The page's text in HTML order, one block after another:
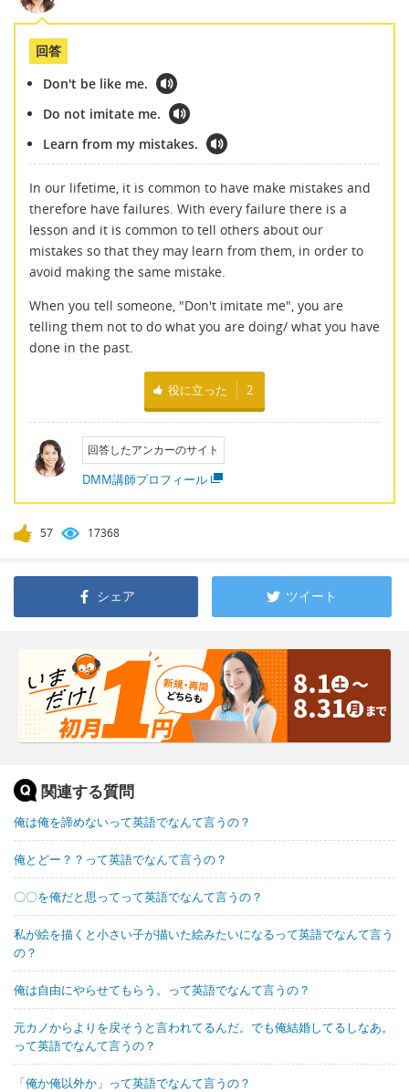
回答
Don't be like me.
Do not imitate me.
Learn from my mistakes.
In our lifetime, it is common to have make mistakes and
therefore have failures. With every failure there is a
lesson and it is common to tell others about our
mistakes so that they may learn from them, in order to
avoid making the same mistake.
When you tell someone, "Don't imitate me", you are
telling them not to do what you are doing/ what you have
done in the past.
役に立った 2
回答したアンカーのサイト
DMM講師プロフィール
57 17368
シェア ツイート
関連する質問
俺は俺を諦めないって英語でなんて言うの？
俺とどー？？って英語でなんて言うの？
〇〇を俺だと思ってって英語でなんて言うの？
私が絵を描くと小さい子が描いた絵みたいになるって英語でなんて言う
の？
俺は自由にやらせてもらう。って英語でなんて言うの？
元カノからよりを戻そうと言われてるんだ。でも俺結婚してるしなあ。
って英語でなんて言うの？
「俺か俺以外か」って英語でなんて言うの？